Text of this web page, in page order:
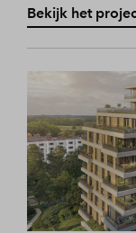
Bekijk het